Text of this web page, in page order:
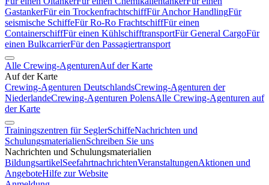
GastankerFür ein TrockenfrachtschiffFür Anchor HandlingFür
seismische SchiffeFür Ro-Ro FrachtschiffFür einen
ContainerschiffFür einen KühlschifftransportFür General CargoFür
einen BulkcarrierFür den Passagiertransport
Alle Crewing-AgenturenAuf der Karte
Auf der Karte
Crewing-Agenturen DeutschlandsCrewing-Agenturen der
NiederlandeCrewing-Agenturen PolensAlle Crewing-Agenturen auf
der Karte
Trainingszentren für SeglerSchiffeNachrichten und
SchulungsmaterialienSchreiben Sie uns
Nachrichten und Schulungsmaterialien
BildungsartikelSeefahrtnachrichtenVeranstaltungenAktionen und
AngeboteHilfe zur Website